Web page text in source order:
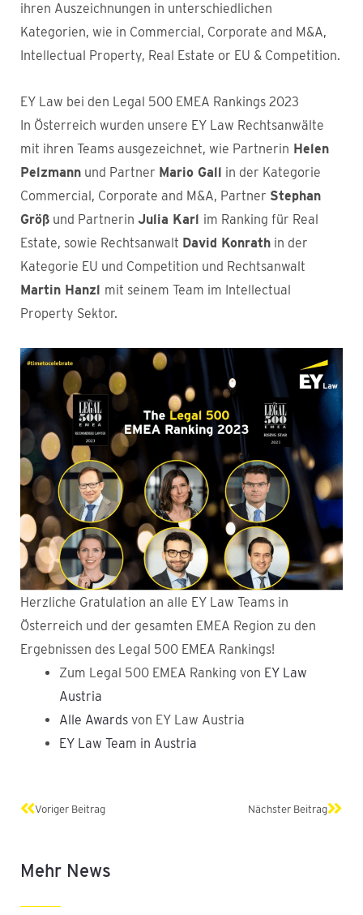
ihren Auszeichnungen in unterschiedlichen
Kategorien, wie in Commercial, Corporate and M&A,
Intellectual Property, Real Estate or EU & Competition.
EY Law bei den Legal 500 EMEA Rankings 2023
In Österreich wurden unsere EY Law Rechtsanwälte
mit ihren Teams ausgezeichnet, wie Partnerin Helen
Pelzmann und Partner Mario Gall in der Kategorie
Commercial, Corporate and M&A, Partner Stephan
Größ und Partnerin Julia Karl im Ranking für Real
Estate, sowie Rechtsanwalt David Konrath in der
Kategorie EU und Competition und Rechtsanwalt
Martin Hanzl mit seinem Team im Intellectual
Property Sektor.
Herzliche Gratulation an alle EY Law Teams in
Österreich und der gesamten EMEA Region zu den
Ergebnissen des Legal 500 EMEA Rankings!
Zum Legal 500 EMEA Ranking von EY Law
Austria
Alle Awards von EY Law Austria
EY Law Team in Austria
Zurück
Voriger Beitrag Nächster Beitrag
Mehr News